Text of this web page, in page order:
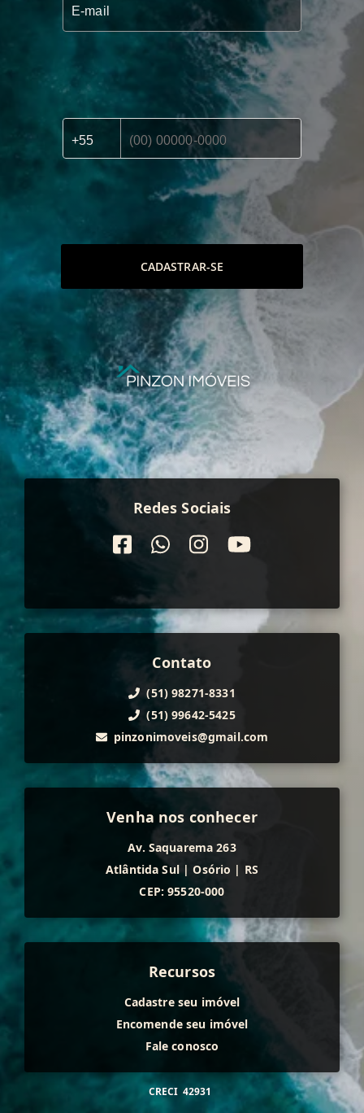
CADASTRAR-SE
Redes Sociais
Contato
(51) 98271-8331
(51) 99642-5425
pinzonimoveis@gmail.com
Venha nos conhecer
Av. Saquarema 263
Atlântida Sul | Osório | RS
CEP: 95520-000
Recursos
Cadastre seu imóvel
Encomende seu imóvel
Fale conosco
CRECI 42931